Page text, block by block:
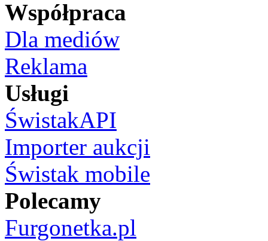
Współpraca
Dla mediów
Reklama
Usługi
ŚwistakAPI
Importer aukcji
Świstak mobile
Polecamy
Furgonetka.pl